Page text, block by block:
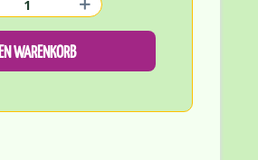
WARENKORB